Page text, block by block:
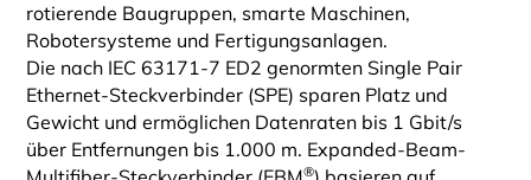
rotierende Baugruppen, smarte Maschinen,
Robotersysteme und Fertigungsanlagen.
Die nach IEC 63171-7 ED2 genormten Single Pair
Ethernet-Steckverbinder (SPE) sparen Platz und
Gewicht und ermöglichen Datenraten bis 1 Gbit/s
über Entfernungen bis 1.000 m. Expanded-Beam-
®